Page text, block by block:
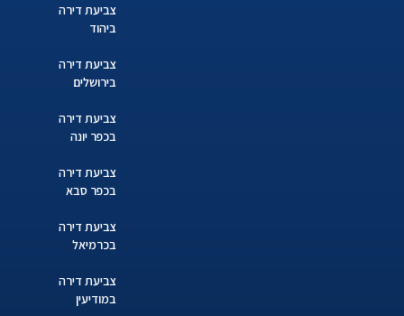
צביעת דירה
ביהוד
צביעת דירה
בירושלים
צביעת דירה
בכפר יונה
צביעת דירה
בכפר סבא
צביעת דירה
בכרמיאל
צביעת דירה
במודיעין